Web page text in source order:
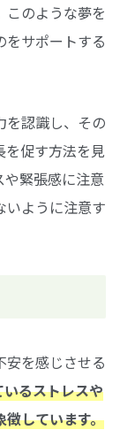
このような夢を
をサポートする
を認識し、その
を促す方法を見
緊張感に注意
いように注意す
安を感じさせる
るストレスや
しています。